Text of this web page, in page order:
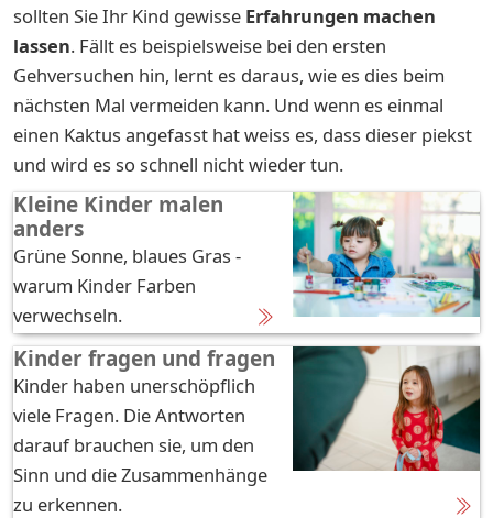
sollten Sie Ihr Kind gewisse Erfahrungen machen
lassen. Fällt es beispielsweise bei den ersten
Gehversuchen hin, lernt es daraus, wie es dies beim
nächsten Mal vermeiden kann. Und wenn es einmal
einen Kaktus angefasst hat weiss es, dass dieser piekst
und wird es so schnell nicht wieder tun.
Kleine Kinder malen
anders
Grüne Sonne, blaues Gras -
warum Kinder Farben
verwechseln.
Kinder fragen und fragen
Kinder haben unerschöpflich
viele Fragen. Die Antworten
darauf brauchen sie, um den
Sinn und die Zusammenhänge
zu erkennen.